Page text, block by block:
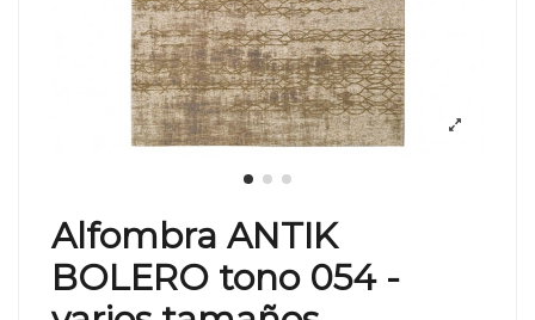
Alfombra ANTIK
BOLERO tono 054 -